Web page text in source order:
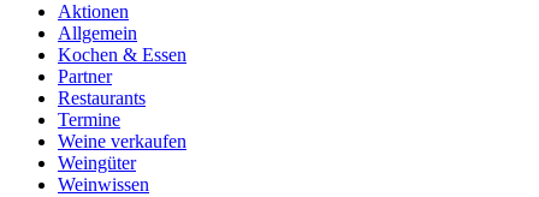
Aktionen
Allgemein
Kochen & Essen
Partner
Restaurants
Termine
Weine verkaufen
Weingüter
Weinwissen